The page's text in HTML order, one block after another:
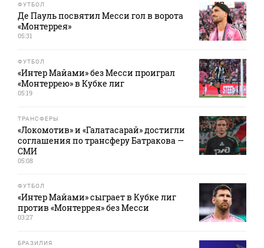
ФУТБОЛ
Де Пауль посвятил Месси гол в ворота
«Монтеррея»
05:31
ФУТБОЛ
«Интер Майами» без Месси проиграл
«Монтеррею» в Кубке лиг
05:19
ТРАНСФЕРЫ
«Локомотив» и «Галатасарай» достигли
соглашения по трансферу Батракова —
СМИ
05:08
ФУТБОЛ
«Интер Майами» сыграет в Кубке лиг
против «Монтеррея» без Месси
03:27
БРАЗИЛИЯ